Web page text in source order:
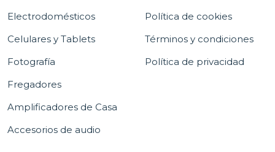
Electrodomésticos
Celulares y Tablets
Fotografía
Fregadores
Amplificadores de Casa
Accesorios de audio
Política de cookies
Términos y condiciones
Política de privacidad